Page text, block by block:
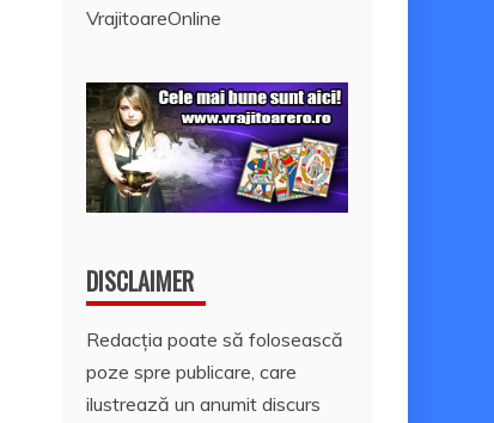
VrajitoareOnline
DISCLAIMER
Redacția poate să folosească
poze spre publicare, care
ilustrează un anumit discurs